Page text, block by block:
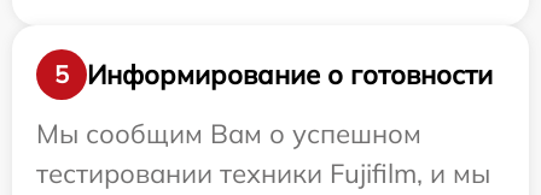
5
Информирование о готовности
Мы сообщим Вам о успешном
тестировании техники Fujifilm, и мы